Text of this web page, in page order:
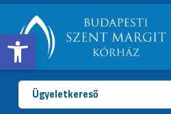
Open toolbar
BUDAPESTI
SZENT
MARGIT
KÓRHÁZ
Ügyeletkereső